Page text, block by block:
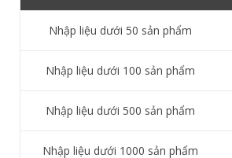
Nhập liệu dưới 50 sản phẩm
Nhập liệu dưới 100 sản phẩm
Nhập liệu dưới 500 sản phẩm
Nhập liệu dưới 1000 sản phẩm